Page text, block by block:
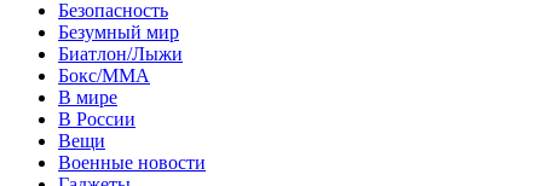
Безопасность
Безумный мир
Биатлон/Лыжи
Бокс/MMA
В мире
В России
Вещи
Военные новости